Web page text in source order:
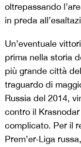
oltrepassando
in preda
Un’eventuale
prima nella storia
più grande città
traguardo di
Russia del 2014,
contro il
complicato. Per il
Prem’er-Liga